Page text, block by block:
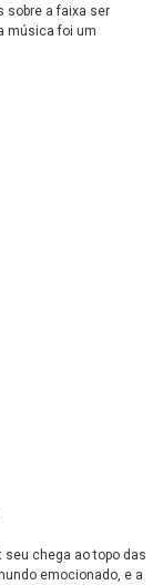
sobre a faixa ser
a música foi um
chega ao topo das
emocionado, e a